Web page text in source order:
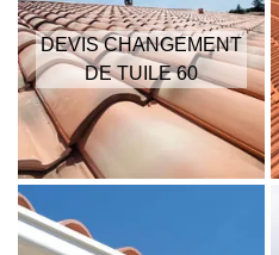
DEVIS CHANGEMENT
DE TUILE 60